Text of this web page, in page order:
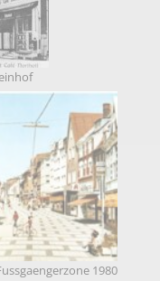
1980